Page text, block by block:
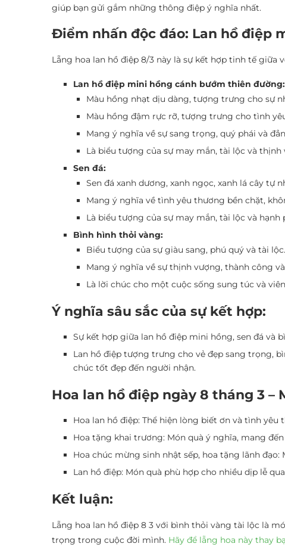
giúp bạn gửi gắm những thông điệp ý nghĩa nhất.
Điểm nhấn độc đáo: Lan hồ điệp
Lẵng hoa lan hồ điệp 8/3 này là sự kết hợp tinh tế
Lan hồ điệp mini hồng cánh bướm thiên đường:
Màu hồng nhạt dịu dàng, tượng trưng cho sự
Màu hồng đậm rực rỡ, tượng trưng cho tình
Mang ý nghĩa về sự sang trọng, quý phái và
Là biểu tượng của sự may mắn, tài lộc và thịnh
Sen đá:
Sen đá xanh dương, xanh ngọc, xanh lá cây
Mang ý nghĩa về tình yêu thương bền chặt,
Là biểu tượng của sự may mắn, tài lộc và hạnh
Bình hình thỏi vàng:
Biểu tượng của sự giàu sang, phú quý và tài lộc.
Mang ý nghĩa về sự thịnh vượng, thành công
Là lời chúc cho một cuộc sống sung túc và
Ý nghĩa sâu sắc của sự kết hợp:
Sự kết hợp giữa lan hồ điệp mini hồng, sen đá và
Lan hồ điệp tượng trưng cho vẻ đẹp sang trọng,
chúc tốt đẹp đến người nhận.
Hoa lan hồ điệp ngày 8 tháng 3 –
Hoa lan hồ điệp: Thể hiện lòng biết ơn và tình
Hoa tặng khai trương: Món quà ý nghĩa, mang
Hoa chúc mừng sinh nhật sếp, hoa tặng lãnh
Lan hồ điệp: Món quà phù hợp cho nhiều dịp lễ
Kết luận:
Lẵng hoa lan hồ điệp 8 3 với bình thỏi vàng tài lộc là
trọng trong cuộc đời mình. Hãy để lẵng hoa này thay